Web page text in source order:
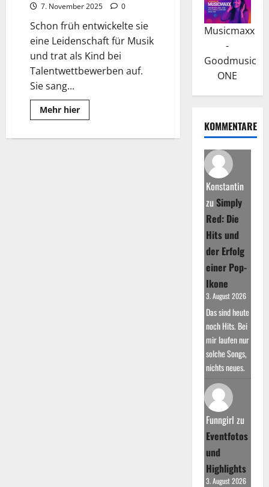
7. November 2025 0
Schon früh entwickelte sie
eine Leidenschaft für Musik
und trat als Kind bei
Talentwettbewerben auf.
Sie sang...
Mehr hierRead
more
Ott:
Musicmaxx
-
Goodmusic
ONE
KOMMENTARE
Konstantin
zu Simply
Red: Die
Hits und
der Erfolg
einer Pop-
Ikone
3. August 2026
Das sind heute
noch Hits. Bei
mir laufen nur
solche Songs,
nichts neues.
Funngirl zu
Eventfotos
und
Highlights
3. August 2026